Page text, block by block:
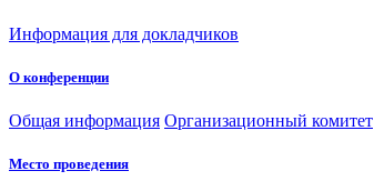
Информация для докладчиков
О конференции
Общая информация Организационный комитет
Место проведения